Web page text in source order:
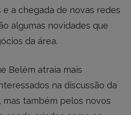
a chegada de novas redes
algumas novidades que
da área.
Belém atraia mais
na discussão da
mas também pelos novos